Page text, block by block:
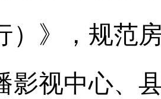
）》，规范
影视中心、